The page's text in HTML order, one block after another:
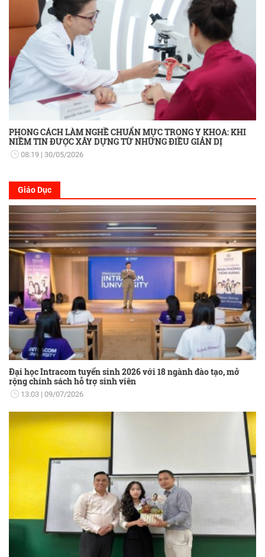
PHONG CÁCH LÀM NGHỀ CHUẨN MỰC TRONG Y KHOA: KHI
NIỀM TIN ĐƯỢC XÂY DỰNG TỪ NHỮNG ĐIỀU GIẢN DỊ
08:19 30/05/2026
Giáo Dục
Đại học Intracom tuyển sinh 2026 với 18 ngành đào tạo, mở
rộng chính sách hỗ trợ sinh viên
13:03 09/07/2026